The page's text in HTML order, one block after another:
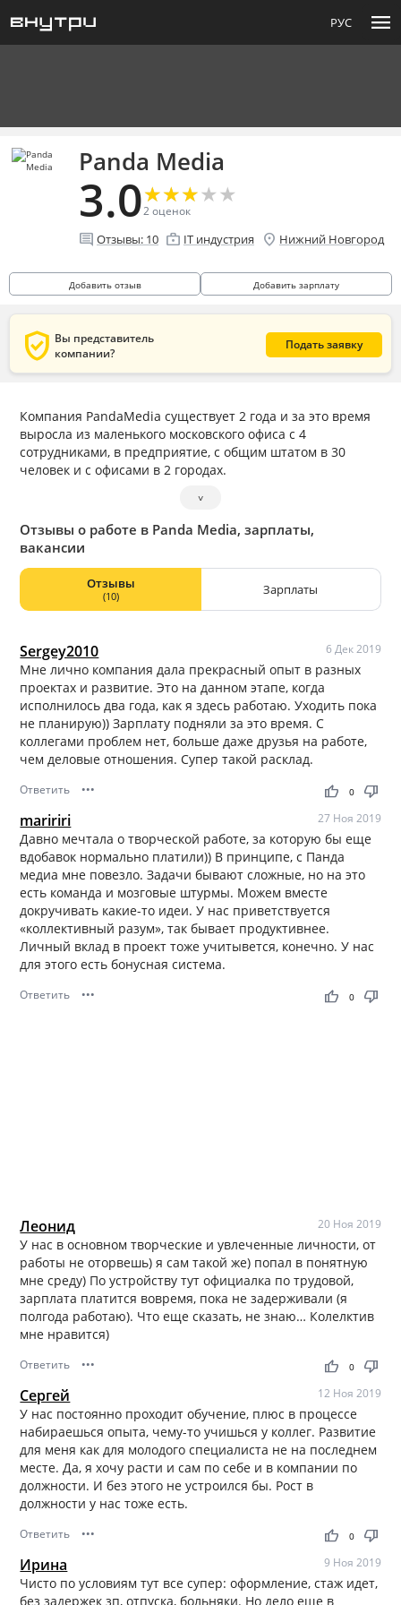
РУС menu
Panda Media
3.0★
★★
★★
★★
★★
★
2оценок
comment Отзывы: 10 enterprise IT индустрия location_on Нижний Новгород
Добавить отзыв Добавить зарплату
verified_user Вы представитель
компании?
Подать заявку
Компания PandaMedia существует 2 года и за это время
выросла из маленького московского офиса с 4
сотрудниками, в предприятие, с общим штатом в 30
человек и с офисами в 2 городах.
˅
Отзывы о работе в Panda Media, зарплаты,
вакансии
Отзывы
(10) Зарплаты
Sergey2010 6 Дек 2019
Мне лично компания дала прекрасный опыт в разных
проектах и развитие. Это на данном этапе, когда
исполнилось два года, как я здесь работаю. Уходить пока
не планирую)) Зарплату подняли за это время. С
коллегами проблем нет, больше даже друзья на работе,
чем деловые отношения. Супер такой расклад.
Ответить ••• thumb_up thumb_down
0
maririri 27 Ноя 2019
Давно мечтала о творческой работе, за которую бы еще
вдобавок нормально платили)) В принципе, с Панда
медиа мне повезло. Задачи бывают сложные, но на это
есть команда и мозговые штурмы. Можем вместе
докручивать какие-то идеи. У нас приветствуется
«коллективный разум», так бывает продуктивнее.
Личный вклад в проект тоже учитывется, конечно. У нас
для этого есть бонусная система.
Ответить ••• thumb_up thumb_down
0
Леонид 20 Ноя 2019
У нас в основном творческие и увлеченные личности, от
работы не оторвешь) я сам такой же) попал в понятную
мне среду) По устройству тут официалка по трудовой,
зарплата платится вовремя, пока не задерживали (я
полгода работаю). Что еще сказать, не знаю… Колелктив
мне нравится)
Ответить ••• thumb_up thumb_down
0
Сергей 12 Ноя 2019
У нас постоянно проходит обучение, плюс в процессе
набираешься опыта, чему-то учишься у коллег. Развитие
для меня как для молодого специалиста не на последнем
месте. Да, я хочу расти и сам по себе и в компании по
должности. И без этого не устроился бы. Рост в
должности у нас тоже есть.
Ответить ••• thumb_up thumb_down
0
Ирина 9 Ноя 2019
Чисто по условиям тут все супер: оформление, стаж идет,
без задержек зп, отпуска, больняки. Но дело еще в